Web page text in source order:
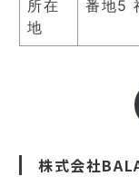
所在
地
番地5
株式会社